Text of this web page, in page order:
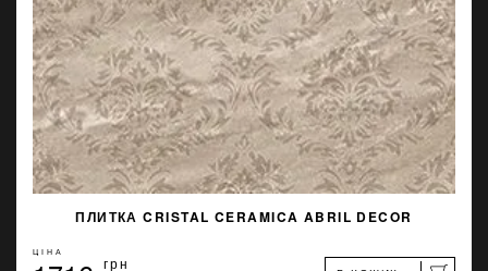
ПЛИТКА CRISTAL CERAMICA ABRIL DECOR
ЦІНА
грн